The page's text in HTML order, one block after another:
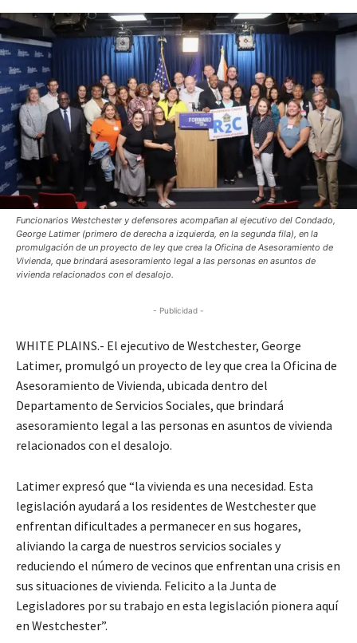
Funcionarios Westchester y defensores acompañan al ejecutivo del Condado,
George Latimer (primero de derecha a izquierda, en la segunda fila), en la
promulgación de un proyecto de ley que crea la Oficina de Asesoramiento de
Vivienda, que brindará asesoramiento legal a las personas en asuntos de
vivienda relacionados con el desalojo.
- Publicidad -
WHITE PLAINS.- El ejecutivo de Westchester, George
Latimer, promulgó un proyecto de ley que crea la Oficina de
Asesoramiento de Vivienda, ubicada dentro del
Departamento de Servicios Sociales, que brindará
asesoramiento legal a las personas en asuntos de vivienda
relacionados con el desalojo.
Latimer expresó que “la vivienda es una necesidad. Esta
legislación ayudará a los residentes de Westchester que
enfrentan dificultades a permanecer en sus hogares,
aliviando la carga de nuestros servicios sociales y
reduciendo el número de vecinos que enfrentan una crisis en
sus situaciones de vivienda. Felicito a la Junta de
Legisladores por su trabajo en esta legislación pionera aquí
en Westchester”.